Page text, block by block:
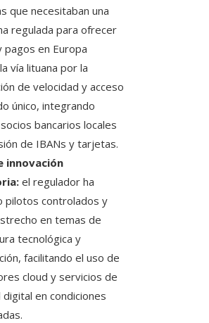
que necesitaban una
regulada para ofrecer
pagos en Europa
vía lituana por la
de velocidad y acceso
único, integrando
bancarios locales
de IBANs y tarjetas.
innovación
el regulador ha
pilotos controlados y
en temas de
tecnológica y
facilitando el uso de
cloud y servicios de
en condiciones